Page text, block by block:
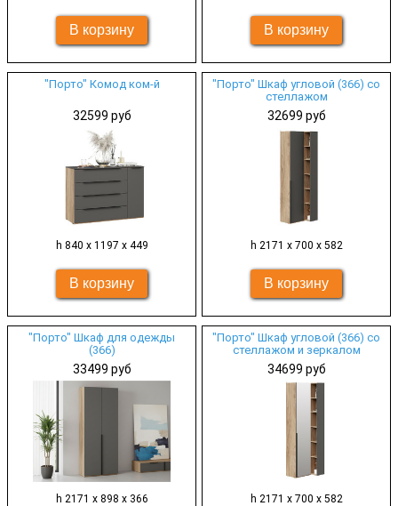
"Порто" Комод ком-й
32599 руб
h 840 х 1197 х 449
"Порто" Шкаф угловой (366) со
стеллажом
32699 руб
h 2171 х 700 х 582
"Порто" Шкаф для одежды
(366)
33499 руб
h 2171 х 898 х 366
"Порто" Шкаф угловой (366) со
стеллажом и зеркалом
34699 руб
h 2171 х 700 х 582